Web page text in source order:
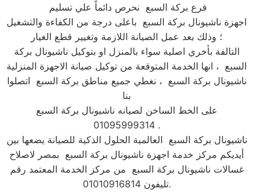
فرع بركة السبع نحرص دائماً علي تسليم
اجهزة ناشيونال بركة السبع باعلى درجة من الكفاءة والتشغيل
؛ وذلك بعد عمل الصيانة اللازمة وتغيير قطع الغيار
التالفة بأخري اصلية سواء بالمنزل او بتوكيل ناشيونال بركة
السبع ، انها الخدمة المتوقعة من توكيل صيانة الاجهزة المنزلية
ناشيونال بركة السبع ، نغطي جميع مناطق بركة السبع اتصلوا
بنا
على الخط الساخن لصيانه ناشيونال بركة السبع
01095999314 .
ناشيونال بركة السبع العالمية الحلول الذكية للصيانة يضعها بين
أيديكم مركز خدمة اجهزة ناشيونال بركة السبع بمصر لاصلاح
غسالات ناشيونال بركة السبع من مركز الخدمة المعتمد رقم
تليفون 01010916814.